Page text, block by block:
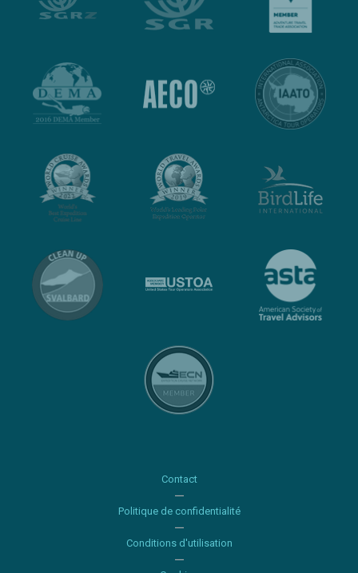
Contact
Politique de confidentialité
Conditions d'utilisation